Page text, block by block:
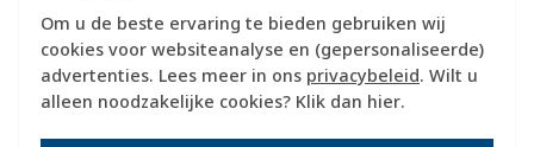
Om u de beste ervaring te bieden gebruiken wij
cookies voor websiteanalyse en (gepersonaliseerde)
advertenties. Lees meer in ons privacybeleid. Wilt u
alleen noodzakelijke cookies? Klik dan hier.
1-2 weken
Huidige voorraad:
0 stuk(s)
23,95